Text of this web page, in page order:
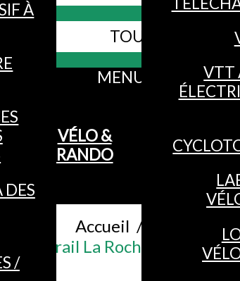
TOUS LES SITES
MENU
À
DES
/
VÉLO &
RANDO
VTT
Accueil /
Trail La Roche des